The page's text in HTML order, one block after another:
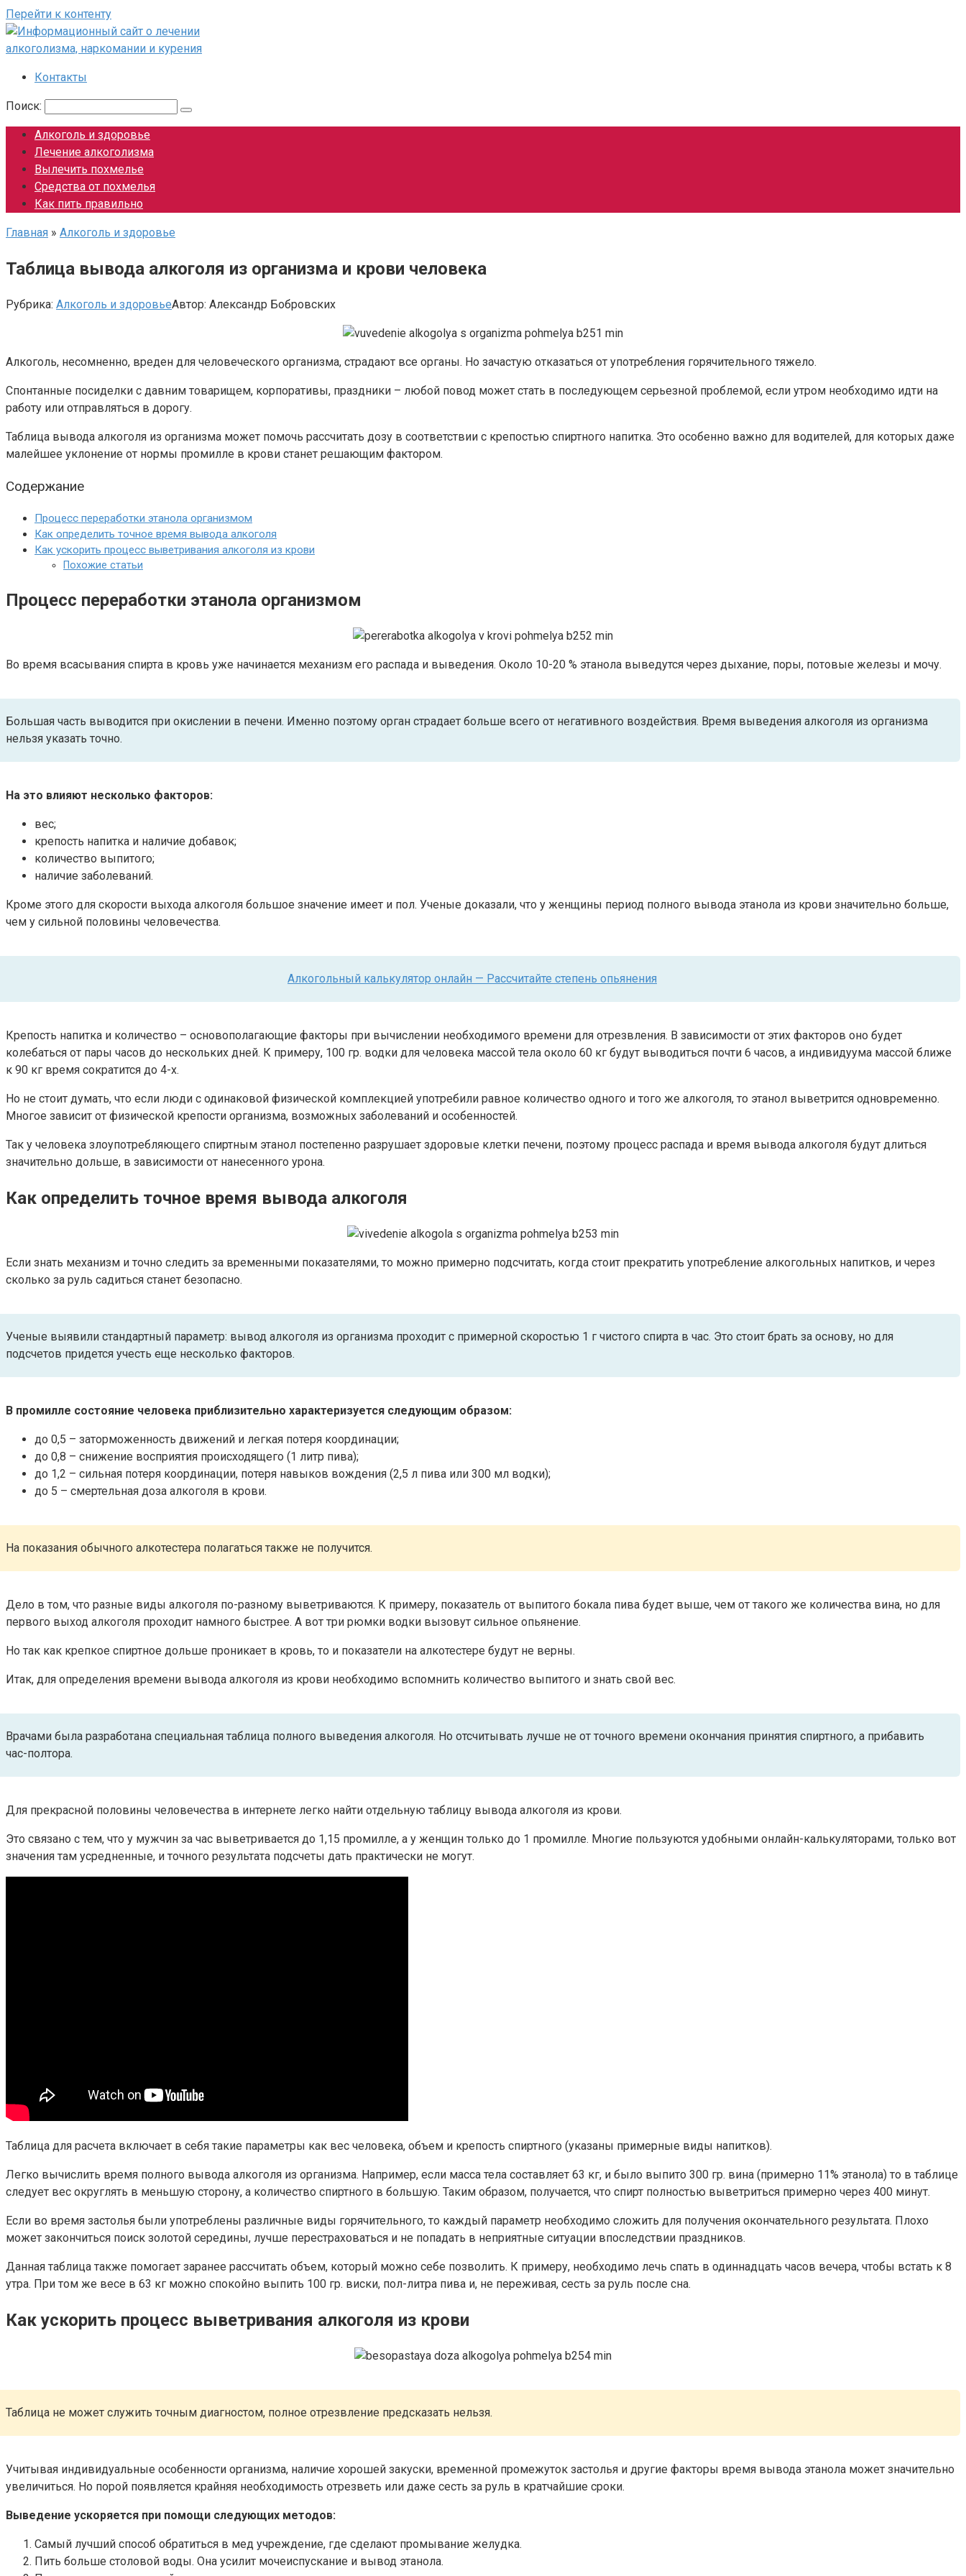
Перейти к контенту
Контакты
Поиск:
Алкоголь и здоровье
Лечение алкоголизма
Вылечить похмелье
Средства от похмелья
Как пить правильно
Главная » Алкоголь и здоровье
Таблица вывода алкоголя из организма и крови человека
Рубрика: Алкоголь и здоровьеАвтор: Александр Бобровских
Алкоголь, несомненно, вреден для человеческого организма, страдают все органы. Но зачастую отказаться от употребления горячительного тяжело.
Спонтанные посиделки с давним товарищем, корпоративы, праздники – любой повод может стать в последующем серьезной проблемой, если утром необходимо идти на
работу или отправляться в дорогу.
Таблица вывода алкоголя из организма может помочь рассчитать дозу в соответствии с крепостью спиртного напитка. Это особенно важно для водителей, для которых даже
малейшее уклонение от нормы промилле в крови станет решающим фактором.
Содержание
Процесс переработки этанола организмом
Как определить точное время вывода алкоголя
Как ускорить процесс выветривания алкоголя из крови
Похожие статьи
Процесс переработки этанола организмом
Во время всасывания спирта в кровь уже начинается механизм его распада и выведения. Около 10-20 % этанола выведутся через дыхание, поры, потовые железы и мочу.
Большая часть выводится при окислении в печени. Именно поэтому орган страдает больше всего от негативного воздействия. Время выведения алкоголя из организма
нельзя указать точно.
На это влияют несколько факторов:
вес;
крепость напитка и наличие добавок;
количество выпитого;
наличие заболеваний.
Кроме этого для скорости выхода алкоголя большое значение имеет и пол. Ученые доказали, что у женщины период полного вывода этанола из крови значительно больше,
чем у сильной половины человечества.
Алкогольный калькулятор онлайн — Рассчитайте степень опьянения
Крепость напитка и количество – основополагающие факторы при вычислении необходимого времени для отрезвления. В зависимости от этих факторов оно будет
колебаться от пары часов до нескольких дней. К примеру, 100 гр. водки для человека массой тела около 60 кг будут выводиться почти 6 часов, а индивидуума массой ближе
к 90 кг время сократится до 4-х.
Но не стоит думать, что если люди с одинаковой физической комплекцией употребили равное количество одного и того же алкоголя, то этанол выветрится одновременно.
Многое зависит от физической крепости организма, возможных заболеваний и особенностей.
Так у человека злоупотребляющего спиртным этанол постепенно разрушает здоровые клетки печени, поэтому процесс распада и время вывода алкоголя будут длиться
значительно дольше, в зависимости от нанесенного урона.
Как определить точное время вывода алкоголя
Если знать механизм и точно следить за временными показателями, то можно примерно подсчитать, когда стоит прекратить употребление алкогольных напитков, и через
сколько за руль садиться станет безопасно.
Ученые выявили стандартный параметр: вывод алкоголя из организма проходит с примерной скоростью 1 г чистого спирта в час. Это стоит брать за основу, но для
подсчетов придется учесть еще несколько факторов.
В промилле состояние человека приблизительно характеризуется следующим образом:
до 0,5 – заторможенность движений и легкая потеря координации;
до 0,8 – снижение восприятия происходящего (1 литр пива);
до 1,2 – сильная потеря координации, потеря навыков вождения (2,5 л пива или 300 мл водки);
до 5 – смертельная доза алкоголя в крови.
На показания обычного алкотестера полагаться также не получится.
Дело в том, что разные виды алкоголя по-разному выветриваются. К примеру, показатель от выпитого бокала пива будет выше, чем от такого же количества вина, но для
первого выход алкоголя проходит намного быстрее. А вот три рюмки водки вызовут сильное опьянение.
Но так как крепкое спиртное дольше проникает в кровь, то и показатели на алкотестере будут не верны.
Итак, для определения времени вывода алкоголя из крови необходимо вспомнить количество выпитого и знать свой вес.
Врачами была разработана специальная таблица полного выведения алкоголя. Но отсчитывать лучше не от точного времени окончания принятия спиртного, а прибавить
час-полтора.
Для прекрасной половины человечества в интернете легко найти отдельную таблицу вывода алкоголя из крови.
Это связано с тем, что у мужчин за час выветривается до 1,15 промилле, а у женщин только до 1 промилле. Многие пользуются удобными онлайн-калькуляторами, только вот
значения там усредненные, и точного результата подсчеты дать практически не могут.
Таблица для расчета включает в себя такие параметры как вес человека, объем и крепость спиртного (указаны примерные виды напитков).
Легко вычислить время полного вывода алкоголя из организма. Например, если масса тела составляет 63 кг, и было выпито 300 гр. вина (примерно 11% этанола) то в таблице
следует вес округлять в меньшую сторону, а количество спиртного в большую. Таким образом, получается, что спирт полностью выветриться примерно через 400 минут.
Если во время застолья были употреблены различные виды горячительного, то каждый параметр необходимо сложить для получения окончательного результата. Плохо
может закончиться поиск золотой середины, лучше перестраховаться и не попадать в неприятные ситуации впоследствии праздников.
Данная таблица также помогает заранее рассчитать объем, который можно себе позволить. К примеру, необходимо лечь спать в одиннадцать часов вечера, чтобы встать к 8
утра. При том же весе в 63 кг можно спокойно выпить 100 гр. виски, пол-литра пива и, не переживая, сесть за руль после сна.
Как ускорить процесс выветривания алкоголя из крови
Таблица не может служить точным диагностом, полное отрезвление предсказать нельзя.
Учитывая индивидуальные особенности организма, наличие хорошей закуски, временной промежуток застолья и другие факторы время вывода этанола может значительно
увеличиться. Но порой появляется крайняя необходимость отрезветь или даже сесть за руль в кратчайшие сроки.
Выведение ускоряется при помощи следующих методов:
Самый лучший способ обратиться в мед учреждение, где сделают промывание желудка.
Пить больше столовой воды. Она усилит мочеиспускание и вывод этанола.